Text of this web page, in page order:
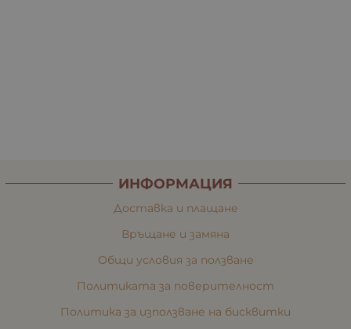
ИНФОРМАЦИЯ
Доставка и плащане
Връщане и замяна
Общи условия за ползване
Политиката за поверителност
Политика за използване на бисквитки